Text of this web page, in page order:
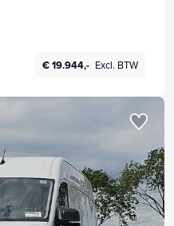
€ 19.944,- Excl. BTW